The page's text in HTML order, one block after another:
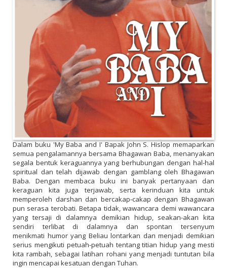
Dalam buku 'My Baba and I' Bapak John S. Hislop memaparkan
semua pengalamannya bersama Bhagawan Baba, menanyakan
segala bentuk keraguannya yang berhubungan dengan hal-hal
spiritual dan telah dijawab dengan gamblang oleh Bhagawan
Baba. Dengan membaca buku ini banyak pertanyaan dan
keraguan kita juga terjawab, serta kerinduan kita untuk
memperoleh darshan dan bercakap-cakap dengan Bhagawan
pun serasa terobati. Betapa tidak, wawancara demi wawancara
yang tersaji di dalamnya demikian hidup, seakan-akan kita
sendiri terlibat di dalamnya dan spontan tersenyum
menikmati humor yang Beliau lontarkan dan menjadi demikian
serius mengikuti petuah-petuah tentang titian hidup yang mesti
kita rambah, sebagai latihan rohani yang menjadi tuntutan bila
ingin mencapai kesatuan dengan Tuhan.